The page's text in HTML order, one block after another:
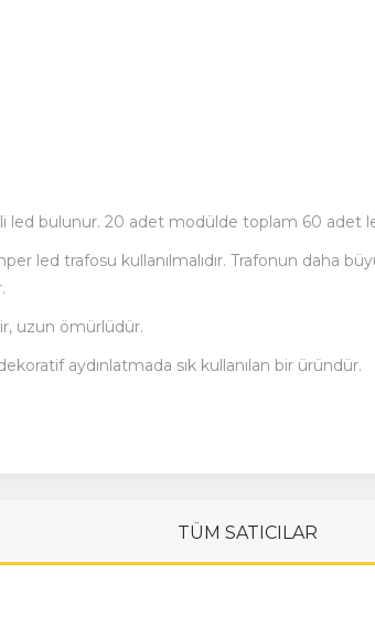
led bulunur. 20 adet modülde toplam 60 adet
led trafosu kullanılmalıdır. Trafonun daha
uzun ömürlüdür.
aydınlatmada sık kullanılan bir üründür.
TÜM SATICILAR